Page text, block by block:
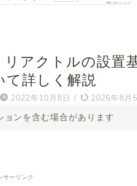
リアクトルの設置
て詳しく解説
2022年10月8日 / 2026年8月
ョンを含む場合があります
サーリンク